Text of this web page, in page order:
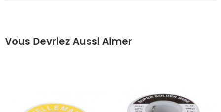
Vous Devriez Aussi Aimer